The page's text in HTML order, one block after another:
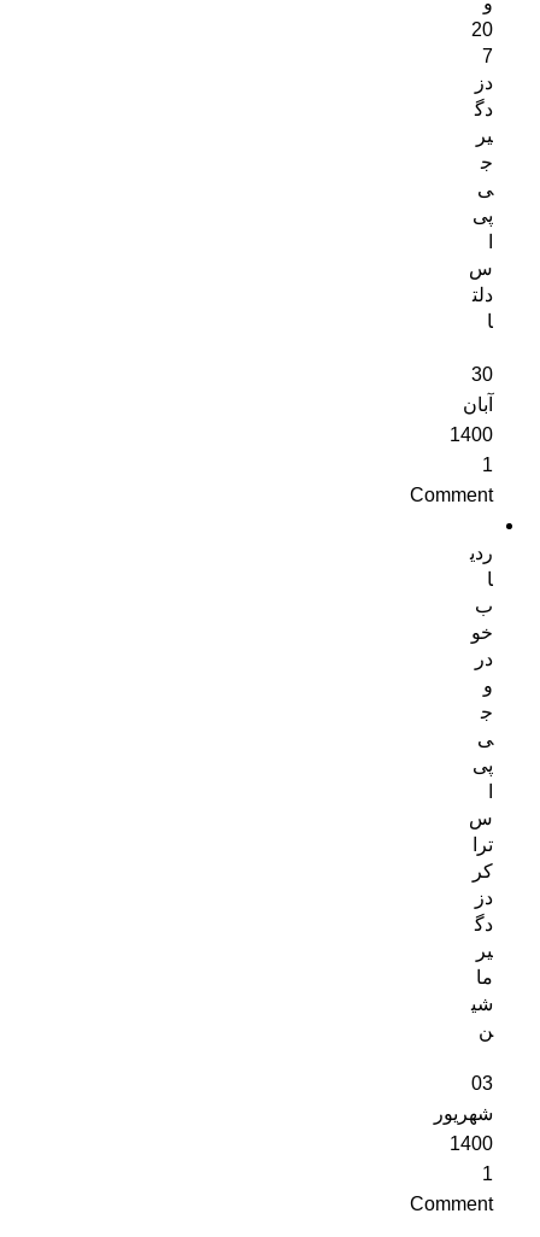
20
7
دز
دگ
یر
ج
ی
پی
س
دلت
ا
30
آبان
1400
1
Comment
ردی
ا
ب
خو
در
و
ج
ی
پی
س
ترا
کر
دز
دگ
یر
ما
شی
ن
03
شهریور
1400
1
Comment